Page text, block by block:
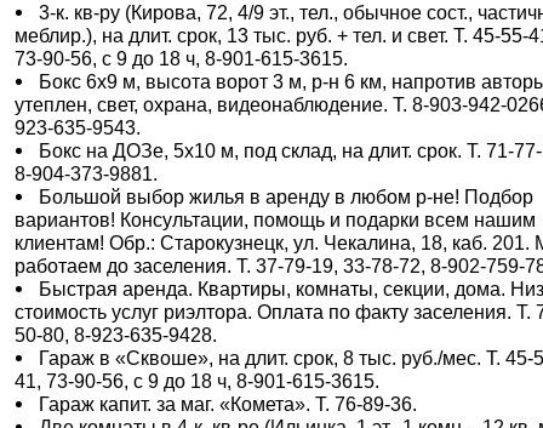
3-к. кв-ру (Кирова, 72, 4/9 эт., тел., обычное сост.,
меблир.), на длит. срок, 13 тыс. руб. + тел. и свет. Т. 45-55-
73-90-56, с 9 до 18 ч, 8-901-615-3615.
Бокс 6х9 м, высота ворот 3 м, р-н 6 км, напротив
утеплен, свет, охрана, видеонаблюдение. Т. 8-903-942-
923-635-9543.
Бокс на ДОЗе, 5х10 м, под склад, на длит. срок. Т. 71-
8-904-373-9881.
Большой выбор жилья в аренду в любом р-не! Подбор
вариантов! Консультации, помощь и подарки всем нашим
клиентам! Обр.: Старокузнецк, ул. Чекалина, 18, каб. 201.
работаем до заселения. Т. 37-79-19, 33-78-72, 8-902-759-
Быстрая аренда. Квартиры, комнаты, секции, дома.
стоимость услуг риэлтора. Оплата по факту заселения. Т.
50-80, 8-923-635-9428.
Гараж в «Сквоше», на длит. срок, 8 тыс. руб./мес. Т. 45-
41, 73-90-56, с 9 до 18 ч, 8-901-615-3615.
Гараж капит. за маг. «Комета». Т. 76-89-36.